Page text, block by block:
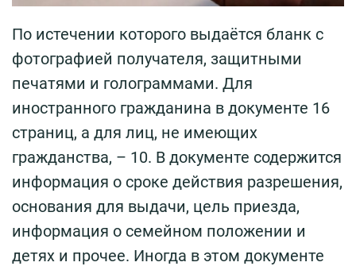
По истечении которого выдаётся бланк с
фотографией получателя, защитными
печатями и голограммами. Для
иностранного гражданина в документе 16
страниц, а для лиц, не имеющих
гражданства, – 10. В документе содержится
информация о сроке действия разрешения,
основания для выдачи, цель приезда,
информация о семейном положении и
детях и прочее. Иногда в этом документе